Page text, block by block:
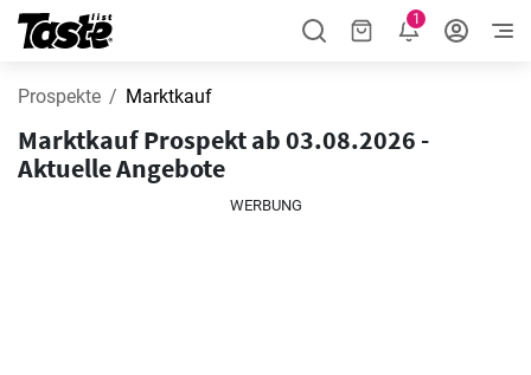
1
Prospekte Marktkauf
Marktkauf Prospekt ab 03.08.2026 -
Aktuelle Angebote
WERBUNG